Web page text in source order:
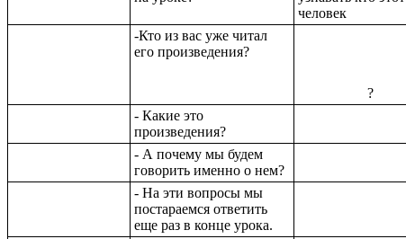
человек
-Кто из вас уже читал
его произведения?
?
- Какие это
произведения?
- А почему мы будем
говорить именно о нем?
- На эти вопросы мы
постараемся ответить
еще раз в конце урока.